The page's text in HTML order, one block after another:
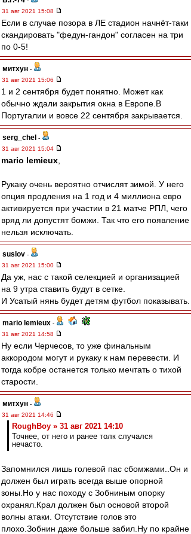
31 авг 2021 15:08
Если в случае позора в ЛЕ стадион начнёт-таки
скандировать "федун-гандон" согласен на три
по 0-5!
митхун -
31 авг 2021 15:06
1 и 2 сентября будет понятно. Может как
обычно ждали закрытия окна в Европе.В
Португалии и вовсе 22 сентября закрывается.
serg_chel -
31 авг 2021 15:04
mario lemieux
Рукаку очень вероятно отчислят зимой. У него
опция продления на 1 год и 4 миллиона евро
активируется при участии в 21 матче РПЛ, чего
вряд ли допустят бомжи. Так что его появление
нельзя исключать.
suslov -
31 авг 2021 15:00
Да уж, нас с такой селекцией и организацией
на 9 утра ставить будут в сетке.
И Усатый нянь будет детям футбол показывать.
mario lemieux -
31 авг 2021 14:58
Ну если Черчесов, то уже финальным
аккородом могут и рукаку к нам перевести. И
тогда кобре останется только мечтать о тихой
старости.
митхун -
31 авг 2021 14:46
RoughBoy » 31 авг 2021 14:10
Точнее, от него и ранее толк случался
нечасто.
Запомнился лишь голевой пас сбомжами..Он и
должен был играть всегда выше опорной
зоны.Но у нас походу с Зобниным опорку
охранял.Крал должен был основой второй
волны атаки. Отсутствие голов это
плохо.Зобнин даже больше забил.Ну по крайне